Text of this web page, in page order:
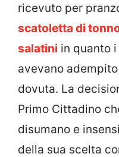
ricevuto per
scatoletta di
salatini in quanto
avevano
dovuta. La
Primo Cittadino
disumano e
della sua scelta